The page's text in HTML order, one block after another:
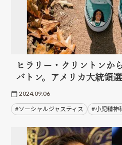
ヒラリー・クリントンか
バトン。アメリカ大統領
2024.09.06
#ソーシャルジャスティス #小児精神